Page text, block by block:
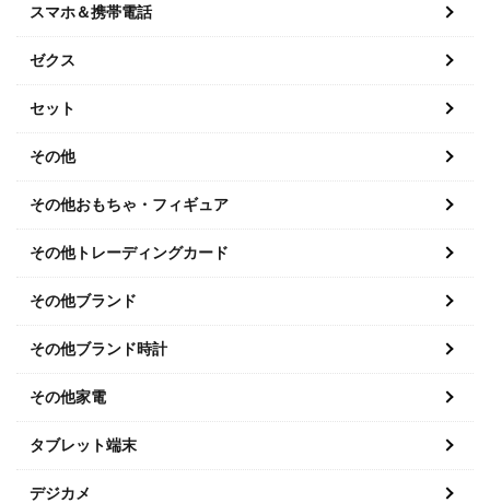
スマホ＆携帯電話
ゼクス
セット
その他
その他おもちゃ・フィギュア
その他トレーディングカード
その他ブランド
その他ブランド時計
その他家電
タブレット端末
デジカメ